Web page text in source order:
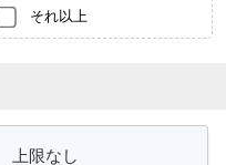
それ以上